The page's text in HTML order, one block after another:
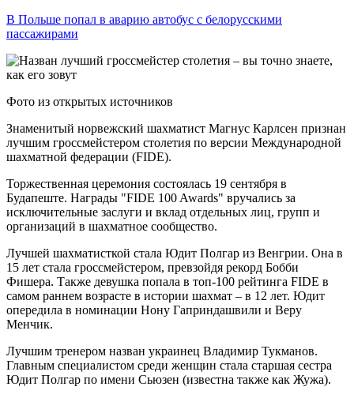
В Польше попал в аварию автобус с белорусскими
пассажирами
Фото из открытых источников
Знаменитый норвежский шахматист Магнус Карлсен признан
лучшим гроссмейстером столетия по версии Международной
шахматной федерации (FIDE).
Торжественная церемония состоялась 19 сентября в
Будапеште. Награды "FIDE 100 Awards" вручались за
исключительные заслуги и вклад отдельных лиц, групп и
организаций в шахматное сообщество.
Лучшей шахматисткой стала Юдит Полгар из Венгрии. Она в
15 лет стала гроссмейстером, превзойдя рекорд Бобби
Фишера. Также девушка попала в топ-100 рейтинга FIDE в
самом раннем возрасте в истории шахмат – в 12 лет. Юдит
опередила в номинации Нону Гаприндашвили и Веру
Менчик.
Лучшим тренером назван украинец Владимир Тукманов.
Главным специалистом среди женщин стала старшая сестра
Юдит Полгар по имени Сьюзен (известна также как Жужа).